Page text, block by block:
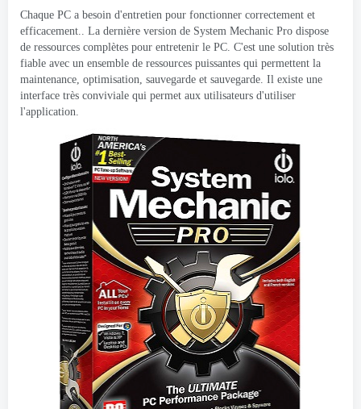
Chaque PC a besoin d'entretien pour fonctionner correctement et
efficacement.. La dernière version de System Mechanic Pro dispose
de ressources complètes pour entretenir le PC. C'est une solution très
fiable avec un ensemble de ressources puissantes qui permettent la
maintenance, optimisation, sauvegarde et sauvegarde. Il existe une
interface très conviviale qui permet aux utilisateurs d'utiliser
l'application.